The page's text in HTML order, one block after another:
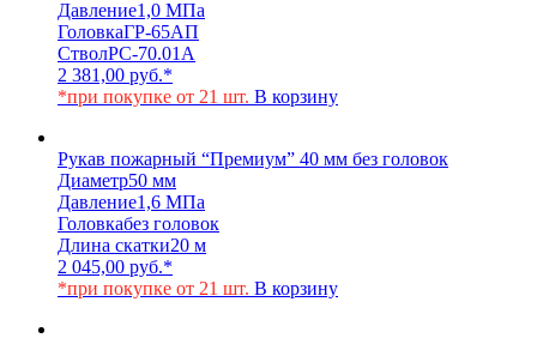
Давление1,0 МПа
ГоловкаГР-65АП
СтволРС-70.01А
2 381,00 руб.*
*при покупке от 21 шт. В корзину
Рукав пожарный “Премиум” 40 мм без головок
Диаметр50 мм
Давление1,6 МПа
Головкабез головок
Длина скатки20 м
2 045,00 руб.*
*при покупке от 21 шт. В корзину